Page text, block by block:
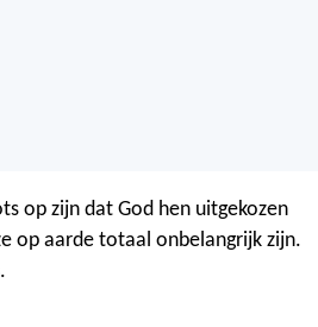
op zijn dat God hen uitgekozen
op aarde totaal onbelangrijk zijn.